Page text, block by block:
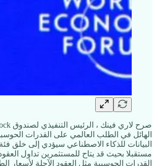
الهائل في الطلب العالمي على القدرات
البيانات للذكاء الاصطناعي سيؤدي إلى خلق
مستقبلا بحيث قد يتاح للمستثمرين تداول
القدرات الحوسبية مثل العقود الآجلة لأسعار